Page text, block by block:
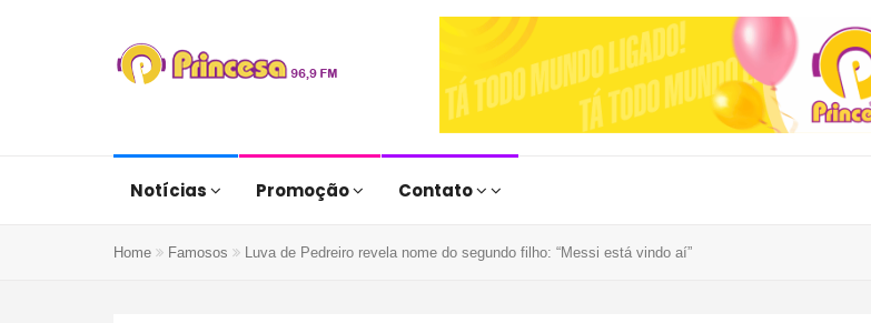
Notícias Promoção Contato
Home Famosos Luva de Pedreiro revela nome do segundo filho: “Messi está vindo aí”